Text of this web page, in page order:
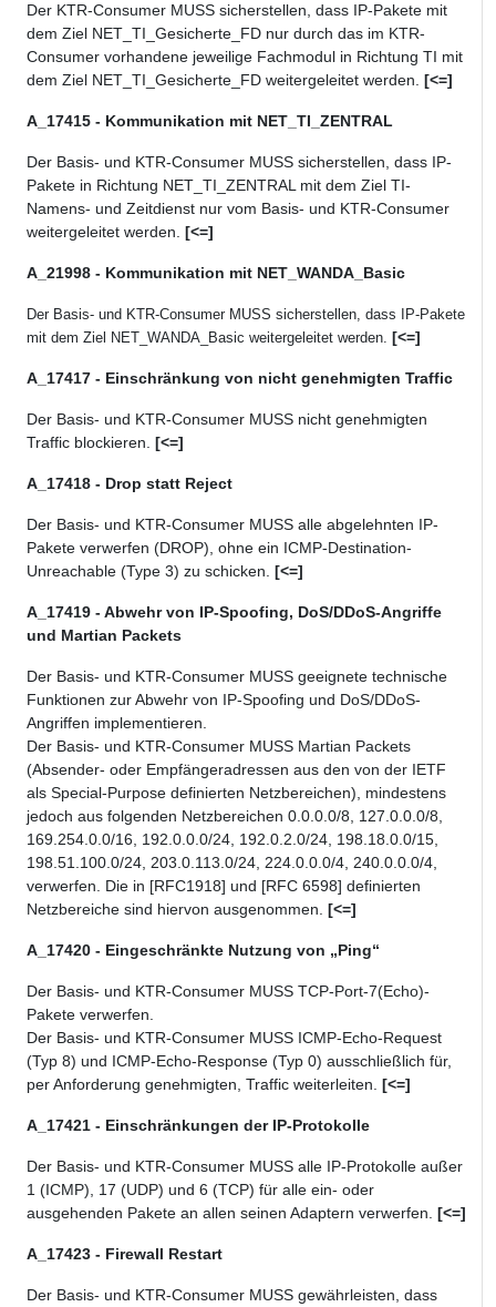
Der KTR-Consumer MUSS sicherstellen, dass IP-Pakete mit
dem Ziel NET_TI_Gesicherte_FD nur durch das im KTR-
Consumer vorhandene jeweilige Fachmodul in Richtung TI mit
dem Ziel NET_TI_Gesicherte_FD weitergeleitet werden. [<=]
A_17415 - Kommunikation mit NET_TI_ZENTRAL
Der Basis- und KTR-Consumer MUSS sicherstellen, dass IP-
Pakete in Richtung NET_TI_ZENTRAL mit dem Ziel TI-
Namens- und Zeitdienst nur vom Basis- und KTR-Consumer
weitergeleitet werden. [<=]
A_21998 - Kommunikation mit NET_WANDA_Basic
Der Basis- und KTR-Consumer MUSS sicherstellen, dass IP-Pakete
mit dem Ziel NET_WANDA_Basic weitergeleitet werden. [<=]
A_17417 - Einschränkung von nicht genehmigten Traffic
Der Basis- und KTR-Consumer MUSS nicht genehmigten
Traffic blockieren. [<=]
A_17418 - Drop statt Reject
Der Basis- und KTR-Consumer MUSS alle abgelehnten IP-
Pakete verwerfen (DROP), ohne ein ICMP-Destination-
Unreachable (Type 3) zu schicken. [<=]
A_17419 - Abwehr von IP-Spoofing, DoS/DDoS-Angriffe
und Martian Packets
Der Basis- und KTR-Consumer MUSS geeignete technische
Funktionen zur Abwehr von IP-Spoofing und DoS/DDoS-
Angriffen implementieren.
Der Basis- und KTR-Consumer MUSS Martian Packets
(Absender- oder Empfängeradressen aus den von der IETF
als Special-Purpose definierten Netzbereichen), mindestens
jedoch aus folgenden Netzbereichen 0.0.0.0/8, 127.0.0.0/8,
169.254.0.0/16, 192.0.0.0/24, 192.0.2.0/24, 198.18.0.0/15,
198.51.100.0/24, 203.0.113.0/24, 224.0.0.0/4, 240.0.0.0/4,
verwerfen. Die in [RFC1918] und [RFC 6598] definierten
Netzbereiche sind hiervon ausgenommen. [<=]
A_17420 - Eingeschränkte Nutzung von „Ping“
Der Basis- und KTR-Consumer MUSS TCP-Port-7(Echo)-
Pakete verwerfen.
Der Basis- und KTR-Consumer MUSS ICMP-Echo-Request
(Typ 8) und ICMP-Echo-Response (Typ 0) ausschließlich für,
per Anforderung genehmigten, Traffic weiterleiten. [<=]
A_17421 - Einschränkungen der IP-Protokolle
Der Basis- und KTR-Consumer MUSS alle IP-Protokolle außer
1 (ICMP), 17 (UDP) und 6 (TCP) für alle ein- oder
ausgehenden Pakete an allen seinen Adaptern verwerfen. [<=]
A_17423 - Firewall Restart
Der Basis- und KTR-Consumer MUSS gewährleisten, dass